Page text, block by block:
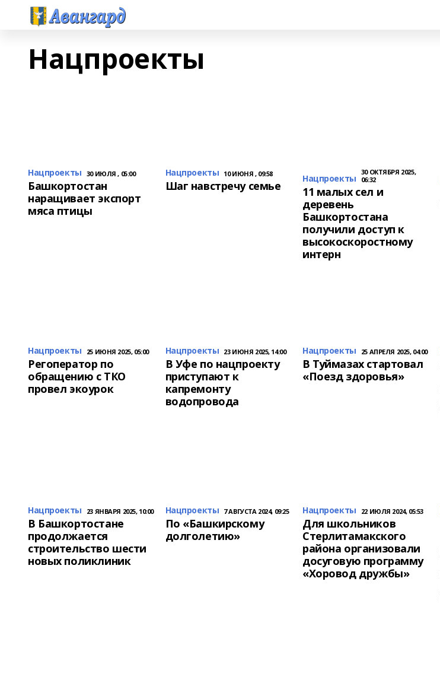
Нацпроекты
Нацпроекты 30 ИЮЛЯ , 05:00
Башкортостан
наращивает экспорт
мяса птицы
Нацпроекты 10 ИЮНЯ , 09:58
Шаг навстречу семье
Нацпроекты
30 ОКТЯБРЯ 2025,
06:32
11 малых сел и
деревень
Башкортостана
получили доступ к
высокоскоростному
интерн
Нацпроекты 25 ИЮНЯ 2025, 05:00
Регоператор по
обращению с ТКО
провел экоурок
Нацпроекты 23 ИЮНЯ 2025, 14:00
В Уфе по нацпроекту
приступают к
капремонту
водопровода
Нацпроекты 25 АПРЕЛЯ 2025, 04:00
В Туймазах стартовал
«Поезд здоровья»
Нацпроекты 23 ЯНВАРЯ 2025, 10:00
В Башкортостане
продолжается
строительство шести
новых поликлиник
Нацпроекты 7 АВГУСТА 2024, 09:25
По «Башкирскому
долголетию»
Нацпроекты 22 ИЮЛЯ 2024, 05:53
Для школьников
Стерлитамакского
района организовали
досуговую программу
«Хоровод дружбы»